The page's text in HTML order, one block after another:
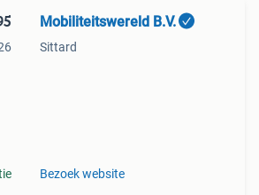
Mobiliteitswereld B.V.
Sittard
Bezoek website